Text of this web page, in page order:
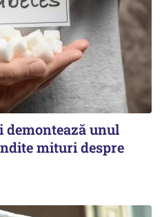
demontează unul
mituri despre